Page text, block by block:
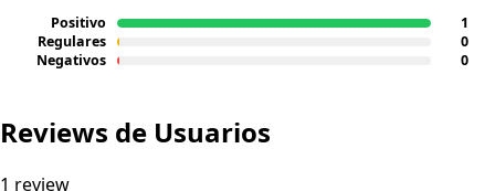
Positivo
1
Regulares
0
Negativos
0
Reviews de Usuarios
1 review